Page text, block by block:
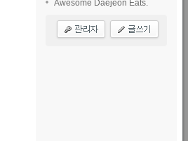
Awesome Daejeon Eats.